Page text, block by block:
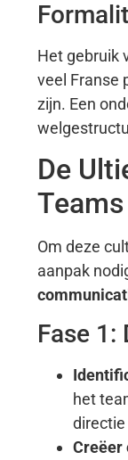
Het gebruik
veel Franse
zijn. Een
De
Om deze
aanpak
Fase 1:
het
directie
Creëer